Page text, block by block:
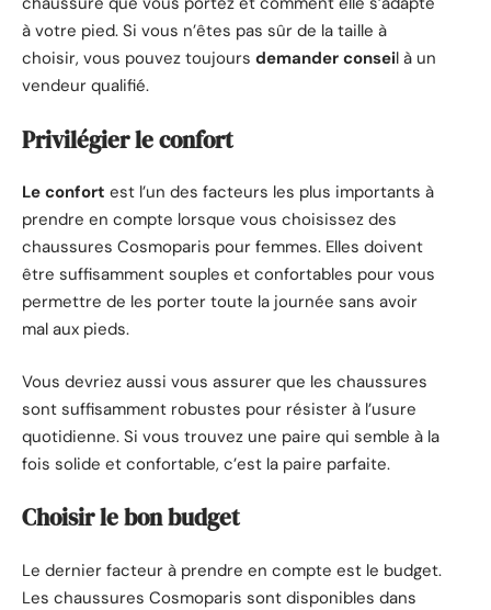
à votre pied. Si vous n’êtes pas sûr de la taille à
choisir, vous pouvez toujours demander conseil à un
vendeur qualifié.
Privilégier le confort
Le confort est l’un des facteurs les plus importants à
prendre en compte lorsque vous choisissez des
chaussures Cosmoparis pour femmes. Elles doivent
être suffisamment souples et confortables pour vous
permettre de les porter toute la journée sans avoir
mal aux pieds.
Vous devriez aussi vous assurer que les chaussures
sont suffisamment robustes pour résister à l’usure
quotidienne. Si vous trouvez une paire qui semble à la
fois solide et confortable, c’est la paire parfaite.
Choisir le bon budget
Le dernier facteur à prendre en compte est le budget.
Les chaussures Cosmoparis sont disponibles dans